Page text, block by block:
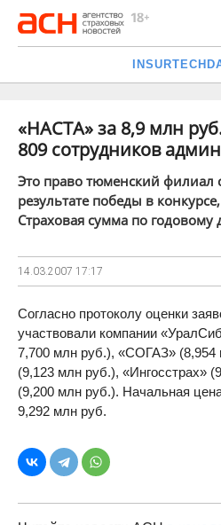
«НАСТА» за 8,9 млн
809 сотрудников
Это право тюменский филиал
результате победы в
Страховая сумма по годовому
14.03.2007 17:17
Согласно протоколу оценки
участвовали компании
7,700 млн руб.), «СОГАЗ» (8,954
(9,123 млн руб.), «Ингосстрах»
(9,200 млн руб.). Начальная
9,292 млн руб.